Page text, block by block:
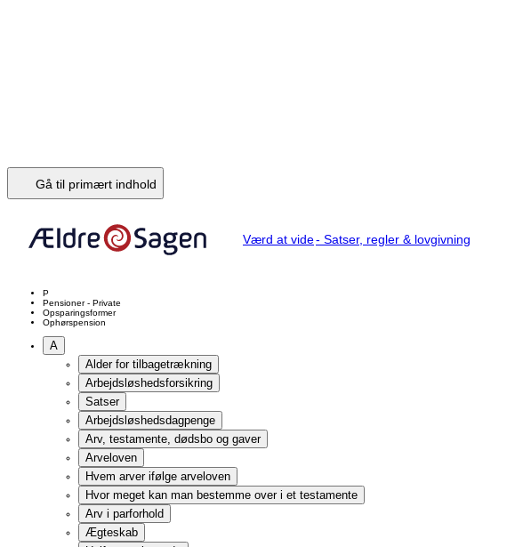
Hvilken form for testamente
Hvad sker der, når en person dør
Skifteretten
Behandling af afdødes bo
Boafgift og bundfradrag
Begravelse
Begravelse og bisættelse mv.
Offentlig begravelseshjælp
Privat begravelseshjælp
Begravelsesopsparing og ønsker
Bilstøtte
Betingelser for bilstøtte
Bilstøttens omfang og vilkår
Tilskud til kørekort